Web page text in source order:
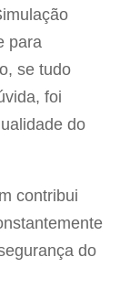
para
se tudo
foi
do
contribui
do